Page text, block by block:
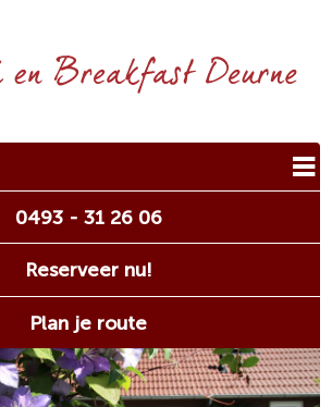
0493 - 31 26 06
Reserveer nu!
Plan je route